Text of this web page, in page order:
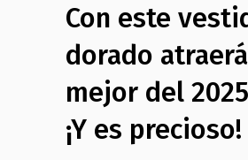
Con este
dorado
mejor del 2025
¡Y es precioso!